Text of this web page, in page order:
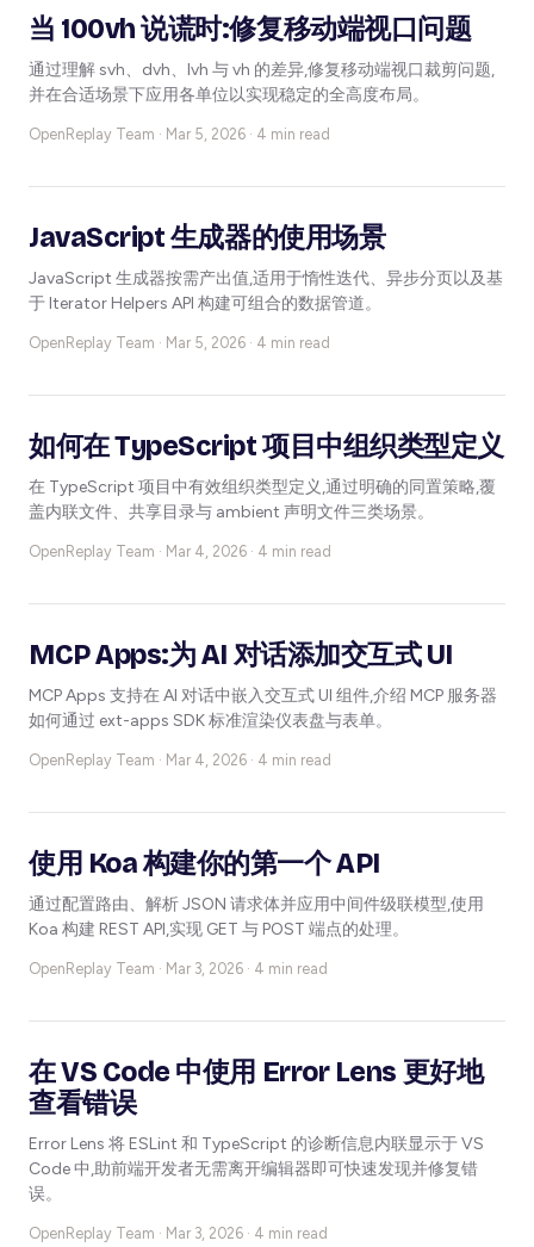
当 100vh 说谎时:修复移动端视口问题
通过理解 svh、dvh、lvh 与 vh 的差异,修复移动端视口裁剪问题,
并在合适场景下应用各单位以实现稳定的全高度布局。
OpenReplay Team · Mar 5, 2026 · 4 min read
JavaScript 生成器的使用场景
JavaScript 生成器按需产出值,适用于惰性迭代、异步分页以及基
于 Iterator Helpers API 构建可组合的数据管道。
OpenReplay Team · Mar 5, 2026 · 4 min read
如何在 TypeScript 项目中组织类型定义
在 TypeScript 项目中有效组织类型定义,通过明确的同置策略,覆
盖内联文件、共享目录与 ambient 声明文件三类场景。
OpenReplay Team · Mar 4, 2026 · 4 min read
MCP Apps:为 AI 对话添加交互式 UI
MCP Apps 支持在 AI 对话中嵌入交互式 UI 组件,介绍 MCP 服务器
如何通过 ext-apps SDK 标准渲染仪表盘与表单。
OpenReplay Team · Mar 4, 2026 · 4 min read
使用 Koa 构建你的第一个 API
通过配置路由、解析 JSON 请求体并应用中间件级联模型,使用
Koa 构建 REST API,实现 GET 与 POST 端点的处理。
OpenReplay Team · Mar 3, 2026 · 4 min read
在 VS Code 中使用 Error Lens 更好地
查看错误
Error Lens 将 ESLint 和 TypeScript 的诊断信息内联显示于 VS
Code 中,助前端开发者无需离开编辑器即可快速发现并修复错
误。
OpenReplay Team · Mar 3, 2026 · 4 min read